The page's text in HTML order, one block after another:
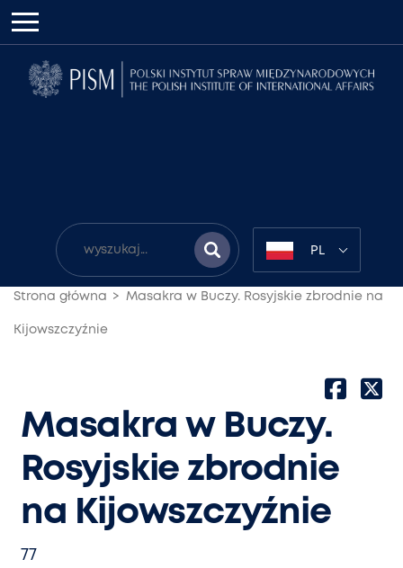
PL
Strona główna Masakra w Buczy. Rosyjskie zbrodnie na
Kijowszczyźnie
Masakra w Buczy.
Rosyjskie zbrodnie
na Kijowszczyźnie
77